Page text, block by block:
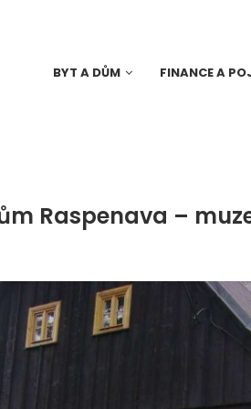
BYT A DŮM FINANCE A
Raspenava –